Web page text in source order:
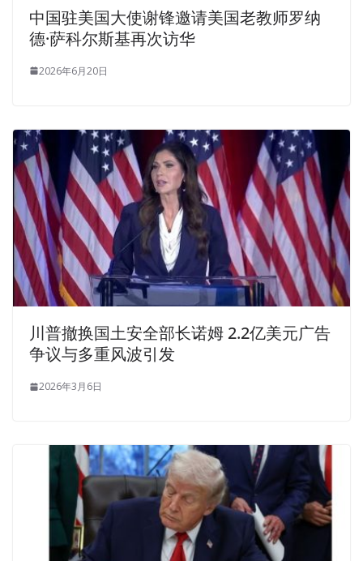
中国驻美国大使谢锋邀请美国老教师罗纳
德·萨科尔斯基再次访华
2026年6月20日
川普撤换国土安全部长诺姆 2.2亿美元广告
争议与多重风波引发
2026年3月6日